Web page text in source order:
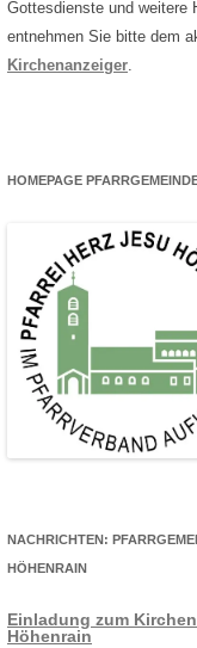
Gottesdienste und weitere
entnehmen Sie bitte dem
Kirchenanzeiger.
HOMEPAGE
NACHRICHTEN:
HÖHENRAIN
Einladung zum
Höhenrain